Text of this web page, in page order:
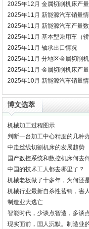
2025年12月 金属切削机床产
2025年11月 新能源汽车销量
2025年11月 新能源汽车产量
2025年11月 基本型乘用车（
2025年11月 轴承出口情况
2025年11月 分地区金属切削
2025年11月 金属切削机床产
2025年10月 新能源汽车销量
博文选萃
机械加工过程图示
判断一台加工中心精度的几种
中走丝线切割机床的发展趋势
国产数控系统和数控机床何去
中国的技术工人都去哪里了？
机械老板做了十多年，为何还
机械行业最新自杀性营销，害
闭才
制造业大逃亡
智能时代，少谈点智造，多谈
现实面前，国人沉默。制造业